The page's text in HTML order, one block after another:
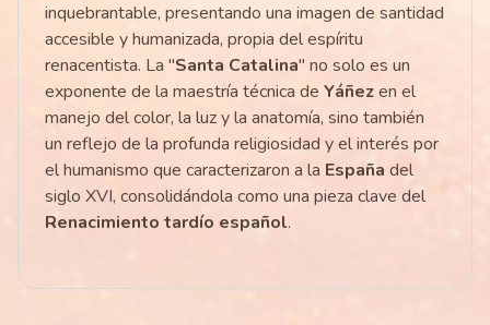
inquebrantable, presentando una imagen de santidad
accesible y humanizada, propia del espíritu
renacentista. La "Santa Catalina" no solo es un
exponente de la maestría técnica de Yáñezen el
manejo del color, la luz y la anatomía, sino también
un reflejo de la profunda religiosidad y el interés por
el humanismo que caracterizaron a la España del
siglo XVI, consolidándola como una pieza clave del
Renacimiento tardío español.